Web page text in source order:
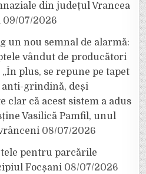
din județul Vrancea
09/07/2026
un nou semnal de alarmă:
vândut de producători
plus, se repune pe tapet
grindină, deși
clar că acest sistem a adus
Vasilică Pamfil, unul
08/07/2026
pentru parcările
Focșani 08/07/2026